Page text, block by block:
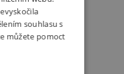
pro děti od 12 let
souhlasu s
můžete pomoct